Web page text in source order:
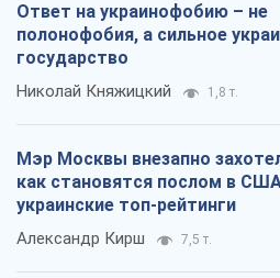
Ответ на украинофобию – не
полонофобия, а сильное
государство
Николай Княжицкий 1,8 т.
Мэр Москвы внезапно
как становятся послом в
украинские топ-рейтинги
Александр Кирш 7,5 т.